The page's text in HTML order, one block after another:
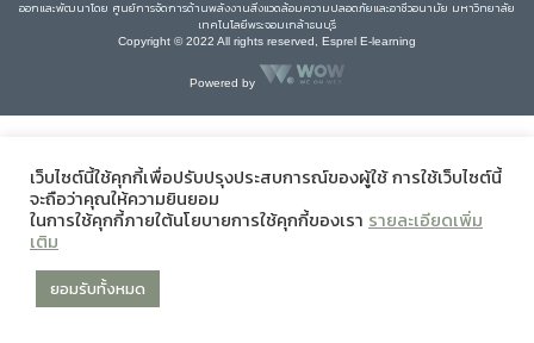
ออกและพัฒนาโดย ศูนย์การจัดการด้านพลังงานสิ่งแวดล้อมความปลอดภัยและอาชีวอนามัย มหาวิทยาลัย
เทคโนโลยีพระจอมเกล้าธนบุรี
Copyright © 2022 All rights reserved, Esprel E-learning
Powered by
เว็บไซต์นี้ใช้คุกกี้เพื่อปรับปรุงประสบการณ์ของผู้ใช้ การใช้เว็บไซต์นี้
จะถือว่าคุณให้ความยินยอม
ในการใช้คุกกี้ภายใต้นโยบายการใช้คุกกี้ของเรา รายละเอียดเพิ่ม
เติม
ยอมรับทั้งหมด